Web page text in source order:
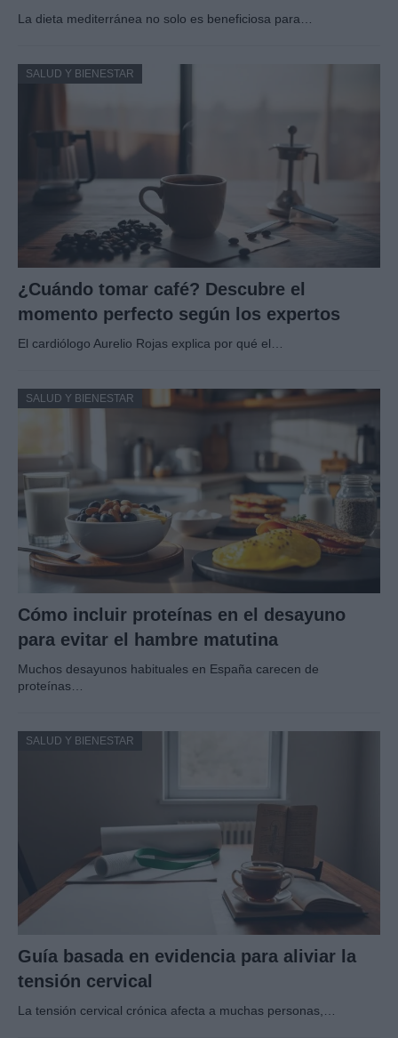
La dieta mediterránea no solo es beneficiosa para…
SALUD Y BIENESTAR
¿Cuándo tomar café? Descubre el
momento perfecto según los expertos
El cardiólogo Aurelio Rojas explica por qué el…
SALUD Y BIENESTAR
Cómo incluir proteínas en el desayuno
para evitar el hambre matutina
Muchos desayunos habituales en España carecen de
proteínas…
SALUD Y BIENESTAR
Guía basada en evidencia para aliviar la
tensión cervical
La tensión cervical crónica afecta a muchas personas,…